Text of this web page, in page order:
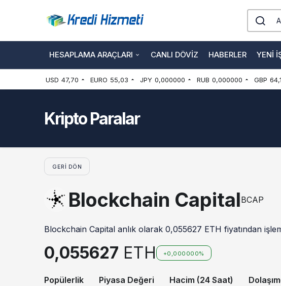
HESAPLAMA ARAÇLARI CANLI DÖVIZ HABERLER YENI
USD 47,70 EURO 55,03 JPY 0,000000 RUB 0,000000 GBP
Kripto Paralar
GERI DÖN
Blockchain CapitalBCAP
Blockchain Capital anlık olarak 0,055627 ETH fiyatından
0,055627 ETH +0,000000%
Popülerlik
Piyasa Değeri
Hacim (24 Saat)